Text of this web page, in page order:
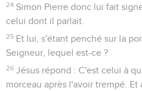
24 Simon Pierre donc lui fait
celui dont il parlait.
25 Et lui, s'étant penché sur la
Seigneur, lequel est-ce ?
26 Jésus répond : C'est celui à
morceau après l'avoir trempé.